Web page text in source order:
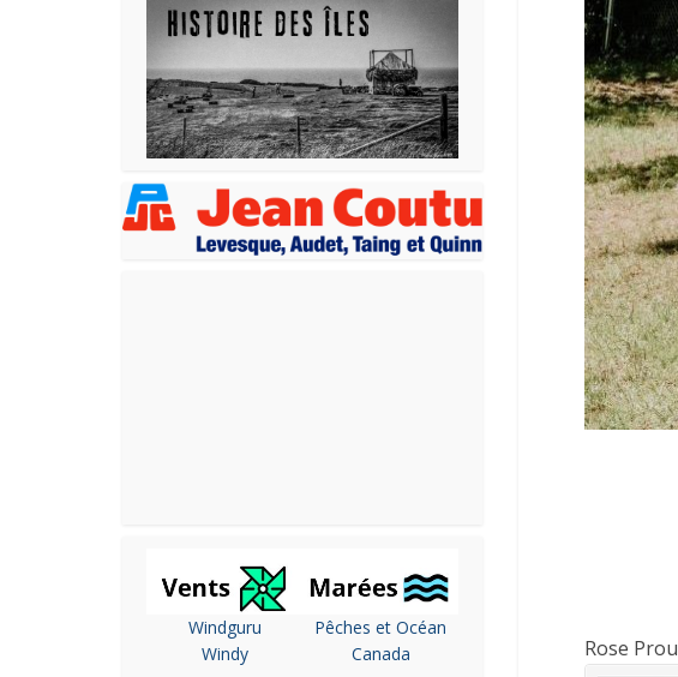
Windguru
Windy
Pêches et Océan
Canada
Rose